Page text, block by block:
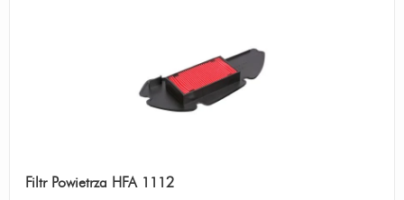
Filtr Powietrza HFA 1112